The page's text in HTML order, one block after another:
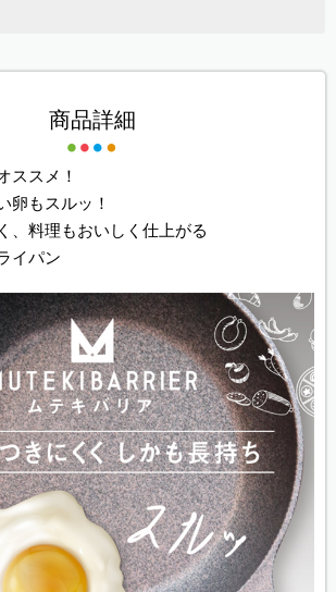
商品詳細
ススメ！
卵もスルッ！
、料理もおいしく仕上がる
イパン